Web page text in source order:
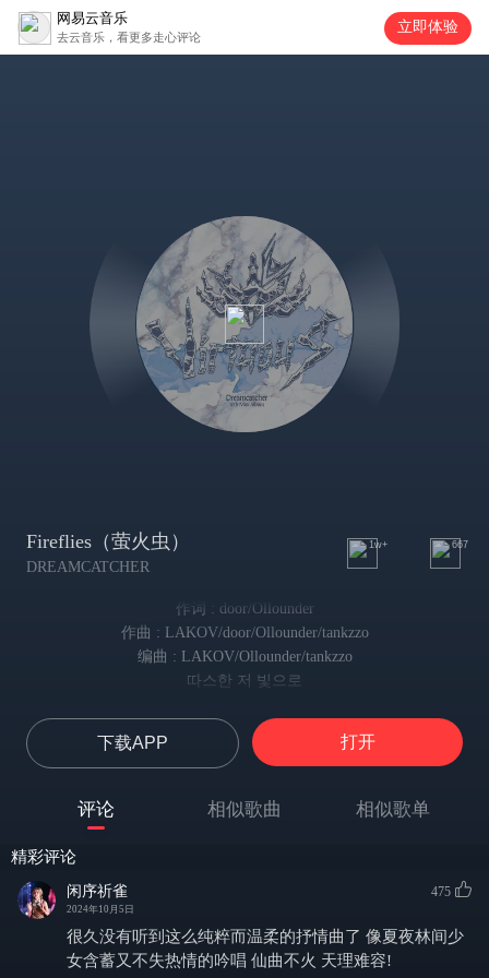
网易云音乐
去云音乐，看更多走心评论
立即体验
Fireflies（萤火虫）
DREAMCATCHER
1w+ 667
作词 : door/Ollounder
作曲 : LAKOV/door/Ollounder/tankzzo
编曲 : LAKOV/Ollounder/tankzzo
따스한 저 빛으로
나 홀린듯이 다가 가
我神魂颠倒 向你缓步靠近
흩뿌려진 색 비늘로
那散落的斑斓色彩
네 이름을 새기려 해
心中深深地思念着你
마침내 긴 긴 햇살이 저물고
下载APP 打开
评论 相似歌曲 相似歌单
精彩评论
闲序祈雀
2024年10月5日
475
很久没有听到这么纯粹而温柔的抒情曲了 像夏夜林间少
女含蓄又不失热情的吟唱 仙曲不火 天理难容!